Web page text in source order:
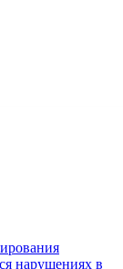
нарушениях в